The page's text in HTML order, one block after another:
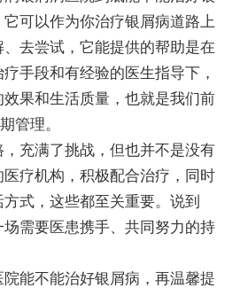
可以作为你治疗银屑病道路上
去尝试，它能提供的帮助是在
手段和有经验的医生指导下，
果和生活质量，也就是我们前
管理。
充满了挑战，但也并不是没有
疗机构，积极配合治疗，同时
式，这些都至关重要。说到
需要医患携手、共同努力的持
能不能治好银屑病，再温馨提